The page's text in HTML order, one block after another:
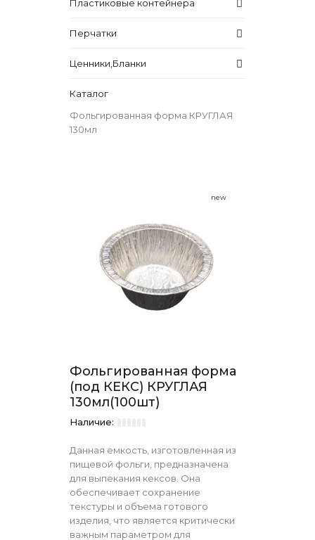
Пластиковые контейнера
Перчатки
Ценники,Бланки
Каталог
Фольгированная форма КРУГЛАЯ
130мл
new
Фольгированная форма
(под КЕКС) КРУГЛАЯ
130мл(100шт)
Наличие:
Данная емкость, изготовленная из
пищевой фольги, предназначена
для выпекания кексов. Она
обеспечивает сохранение
текстуры и объема готового
изделия, что является критически
важным параметром для